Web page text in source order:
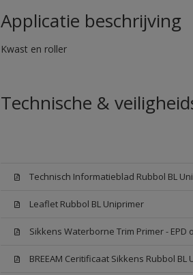
Applicatie beschrijving
Kwast en roller
Technische &
Technisch Informatieblad Rubbol BL
Leaflet Rubbol BL Uniprimer
Sikkens Waterborne Trim Primer -
BREEAM Ceritificaat Sikkens Rubbol BL